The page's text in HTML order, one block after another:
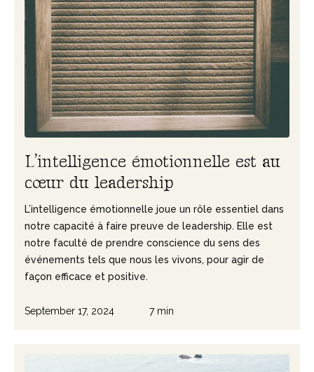
L’intelligence émotionnelle est au
cœur du leadership
L’intelligence émotionnelle joue un rôle essentiel dans
notre capacité à faire preuve de leadership. Elle est
notre faculté de prendre conscience du sens des
événements tels que nous les vivons, pour agir de
façon efficace et positive.
September 17, 2024 7 min